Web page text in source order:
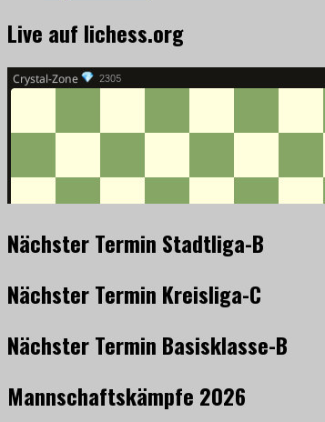
Live auf lichess.org
Nächster Termin Stadtliga-B
Nächster Termin Kreisliga-C
Nächster Termin Basisklasse-B
Mannschaftskämpfe 2026